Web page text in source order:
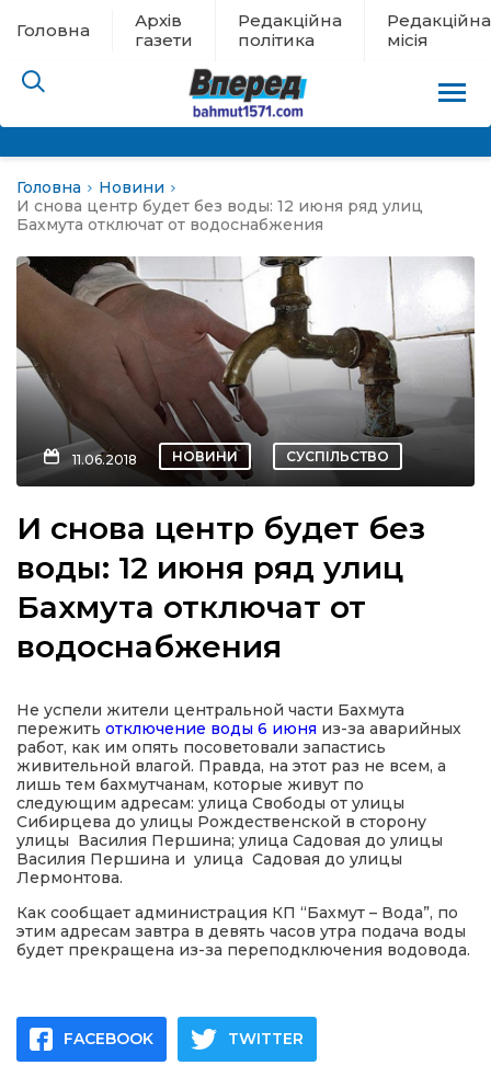
Головна
Архів
газети
Редакційна
політика
Редакційна
місія
евакуації
новини
політика
місія
Головна
Новини
И снова центр будет без воды: 12 июня ряд улиц
Бахмута отключат от водоснабжения
11.06.2018 НОВИНИ СУСПІЛЬСТВО
И снова центр будет без
воды: 12 июня ряд улиц
Бахмута отключат от
водоснабжения
Не успели жители центральной части Бахмута
пережить отключение воды 6 июня из-за аварийных
работ, как им опять посоветовали запастись
живительной влагой. Правда, на этот раз не всем, а
лишь тем бахмутчанам, которые живут по
следующим адресам: улица Свободы от улицы
Сибирцева до улицы Рождественской в сторону
улицы Василия Першина; улица Садовая до улицы
Василия Першина и улица Садовая до улицы
Лермонтова.
Как сообщает администрация КП “Бахмут – Вода”, по
этим адресам завтра в девять часов утра подача воды
будет прекращена из-за переподключения водовода.
FACEBOOK TWITTER